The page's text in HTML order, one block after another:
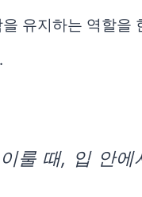
유지하는 역할을
룰 때, 입 안에